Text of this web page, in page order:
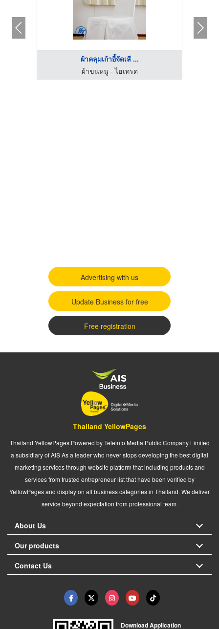
ผ้าคลุมเก้าอี้จัดเลี ...
ผ้าขนหนู - ไฮเทรด
Advertising with us
Update Business for free
Free registration
Thailand YellowPages
Thailand YellowPages Powered by Teleinfo Media Public Company Limited
a subsidiary of AIS As a leader who never stops developing the best digital
marketing services through website platform that including products and
services from trusted entrepreneur list that have been verified by
YellowPages and display on all business categories in Thailand. We deliver
service beyond expectation from professional team.
About Us
Our products
Contact Us
Download Application